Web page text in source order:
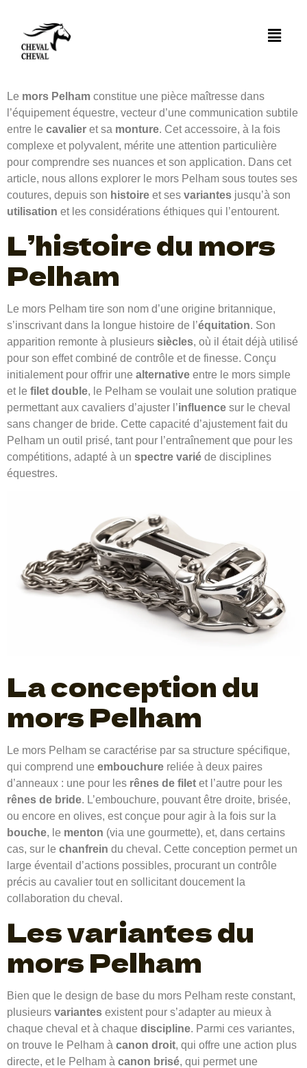
Qu’est ce qu’un
mors pelham
Le mors Pelham constitue une pièce maîtresse dans
l’équipement équestre, vecteur d’une communication subtile
entre le cavalier et sa monture. Cet accessoire, à la fois
complexe et polyvalent, mérite une attention particulière
pour comprendre ses nuances et son application. Dans cet
article, nous allons explorer le mors Pelham sous toutes ses
coutures, depuis son histoire et ses variantes jusqu’à son
utilisation et les considérations éthiques qui l’entourent.
L’histoire du mors
Pelham
Le mors Pelham tire son nom d’une origine britannique,
s’inscrivant dans la longue histoire de l’équitation. Son
apparition remonte à plusieurs siècles, où il était déjà utilisé
pour son effet combiné de contrôle et de finesse. Conçu
initialement pour offrir une alternative entre le mors simple
et le filet double, le Pelham se voulait une solution pratique
permettant aux cavaliers d’ajuster l’influence sur le cheval
sans changer de bride. Cette capacité d’ajustement fait du
Pelham un outil prisé, tant pour l’entraînement que pour les
compétitions, adapté à un spectre varié de disciplines
équestres.
La conception du
mors Pelham
Le mors Pelham se caractérise par sa structure spécifique,
qui comprend une embouchure reliée à deux paires
d’anneaux : une pour les rênes de filet et l’autre pour les
rênes de bride. L’embouchure, pouvant être droite, brisée,
ou encore en olives, est conçue pour agir à la fois sur la
bouche, le menton (via une gourmette), et, dans certains
cas, sur le chanfrein du cheval. Cette conception permet un
large éventail d’actions possibles, procurant un contrôle
précis au cavalier tout en sollicitant doucement la
collaboration du cheval.
Les variantes du
mors Pelham
Bien que le design de base du mors Pelham reste constant,
plusieurs variantes existent pour s’adapter au mieux à
chaque cheval et à chaque discipline. Parmi ces variantes,
on trouve le Pelham à canon droit, qui offre une action plus
directe, et le Pelham à canon brisé, qui permet une